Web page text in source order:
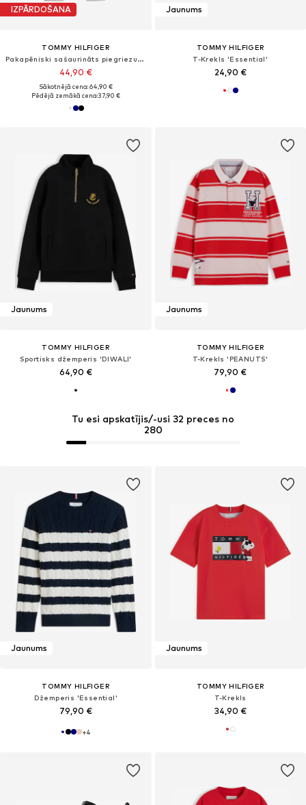
IZPĀRDOŠANA
TOMMY HILFIGER
Pakapēniski sašaurināts piegriezums Bikses
44,90 €
Sākotnējā cena: 64,90 €
Pēdējā zemākā cena:37,90 €
Jaunums
TOMMY HILFIGER
T-Krekls 'Essential'
24,90 €
Jaunums
TOMMY HILFIGER
Sportisks džemperis 'DIWALI'
64,90 €
Jaunums
TOMMY HILFIGER
T-Krekls 'PEANUTS'
79,90 €
Jaunums
TOMMY HILFIGER
Džemperis 'Essential'
79,90 €
+4
Tu esi apskatījis/-usi 32 preces no
280
Jaunums
TOMMY HILFIGER
T-Krekls
34,90 €